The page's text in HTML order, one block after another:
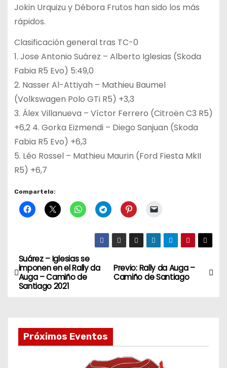
Jokin Urquizu y Débora Frutos han sido los más
rápidos.
Clasificación general tras TC-0
1. Jose Antonio Suárez – Alberto Iglesias (Skoda
Fabia R5 Evo) 5:49,0
2. Nasser Al-Attiyah – Mathieu Baumel
(Volkswagen Polo GTi R5) +3,3
3. Álex Villanueva – Víctor Ferrero (Citroën C3 R5)
+6,2 4. Gorka Eizmendi – Diego Sanjuan (Skoda
Fabia R5 Evo) +6,3
5. Léo Rossel – Mathieu Maurin (Ford Fiesta MkII
R5) +6,7
Compartelo:
N
a
e
g
Previo: Rally da Auga –
Camiño de Santiago
Suárez – Iglesias se
imponen en el Rally da
Auga – Camiño de
Santiago 2021
Próximos Eventos